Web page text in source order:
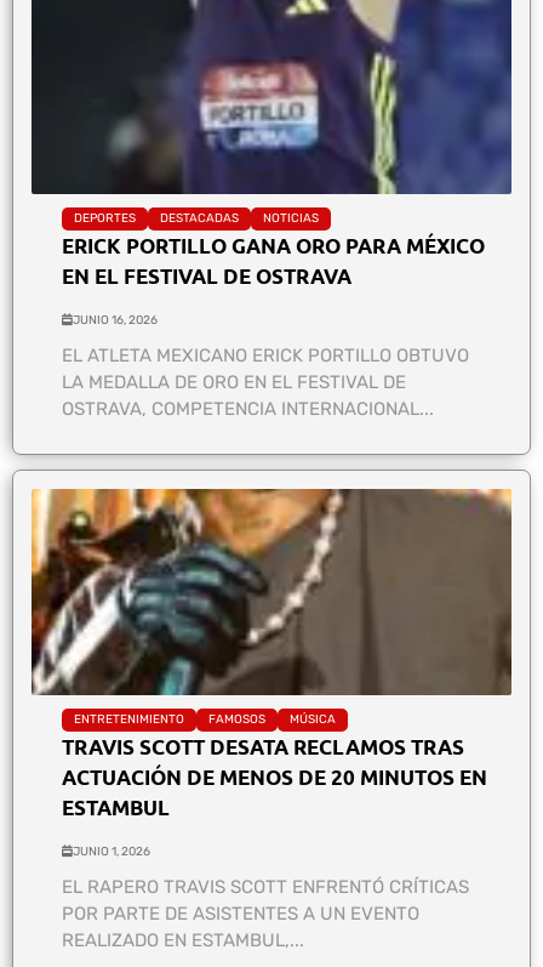
DEPORTES DESTACADAS NOTICIAS
ERICK PORTILLO GANA ORO PARA MÉXICO
EN EL FESTIVAL DE OSTRAVA
JUNIO 16, 2026
EL ATLETA MEXICANO ERICK PORTILLO OBTUVO
LA MEDALLA DE ORO EN EL FESTIVAL DE
OSTRAVA, COMPETENCIA INTERNACIONAL...
ENTRETENIMIENTO FAMOSOS MÚSICA
TRAVIS SCOTT DESATA RECLAMOS TRAS
ACTUACIÓN DE MENOS DE 20 MINUTOS EN
ESTAMBUL
JUNIO 1, 2026
EL RAPERO TRAVIS SCOTT ENFRENTÓ CRÍTICAS
POR PARTE DE ASISTENTES A UN EVENTO
REALIZADO EN ESTAMBUL,...